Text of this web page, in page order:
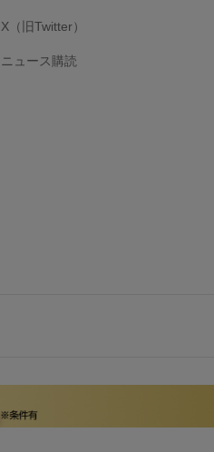
X（旧Twitter）
ニュース購読